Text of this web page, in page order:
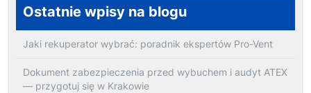
Ostatnie wpisy na blogu
Jaki rekuperator wybrać: poradnik ekspertów Pro-Vent
Dokument zabezpieczenia przed wybuchem i audyt ATEX
— przygotuj się w Krakowie